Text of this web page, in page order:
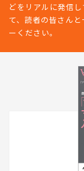
どをリアルに発信
て、読者の皆さん
ーください。